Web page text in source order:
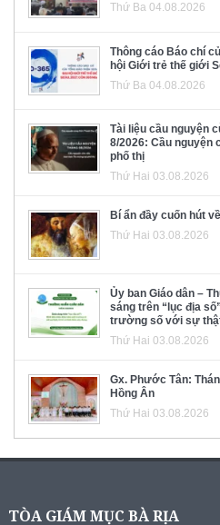
Thứ Ba 04.08.2026
Thông cáo Báo chí
hội Giới trẻ thế giới
Thứ Ba 04.08.2026
Tài liệu cầu nguyện
8/2026: Cầu nguyện
phố thị
Thứ Hai 03.08.2026
Bí ẩn đầy cuốn hút
Thứ Hai 03.08.2026
Ủy ban Giáo dân –
sáng trên “lục địa
trường số với sự
Thứ Hai 03.08.2026
Gx. Phước Tân:
Hồng Ân
Thứ Hai 03.08.2026
TÒA GIÁM MỤC BÀ RỊA